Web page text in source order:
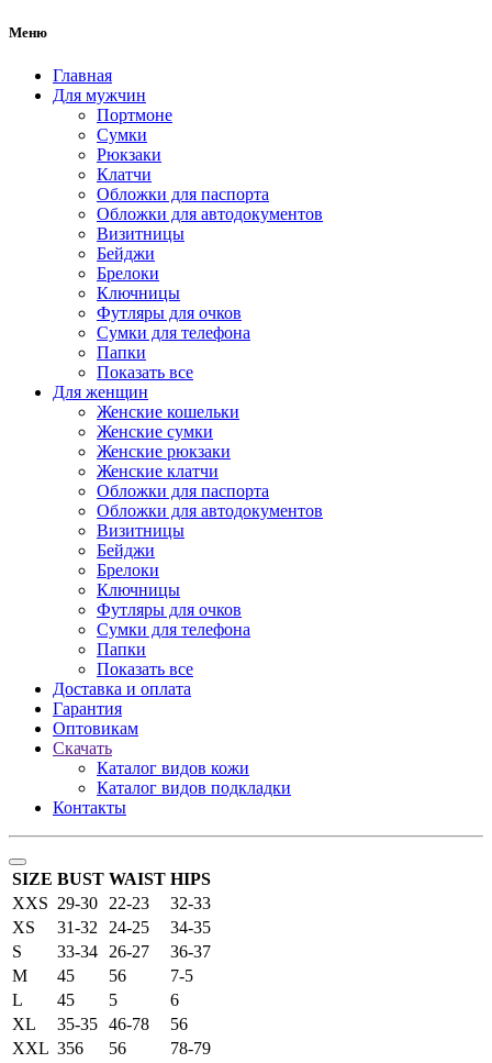
Меню
Главная
Для мужчин
Портмоне
Сумки
Рюкзаки
Клатчи
Обложки для паспорта
Обложки для автодокументов
Визитницы
Бейджи
Брелоки
Ключницы
Футляры для очков
Сумки для телефона
Папки
Показать все
Для женщин
Женские кошельки
Женские сумки
Женские рюкзаки
Женские клатчи
Обложки для паспорта
Обложки для автодокументов
Визитницы
Бейджи
Брелоки
Ключницы
Футляры для очков
Сумки для телефона
Папки
Показать все
Доставка и оплата
Гарантия
Оптовикам
Скачать
Каталог видов кожи
Каталог видов подкладки
Контакты
SIZE BUST WAIST HIPS
XXS 29-30 22-23
32-33
XS
31-32 24-25
34-35
S
33-34 26-27
36-37
M
45 56
7-5
L
45 5
6
XL
35-35 46-78
56
XXL 356 56 78-79